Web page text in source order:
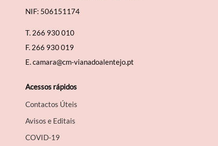
NIF: 506151174
T. 266 930 010
F. 266 930 019
E.camara@cm-vianadoalentejo.pt
Acessos rápidos
Contactos Úteis
Avisos e Editais
COVID-19